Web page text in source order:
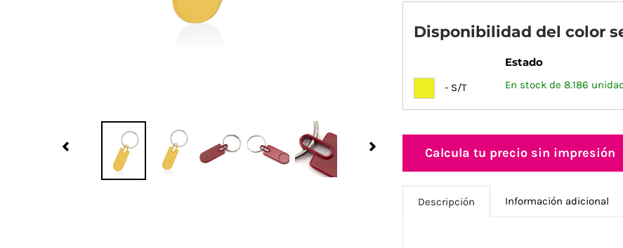
Disponibilidad del color
Estado
- S/T En stock de 8.186
Calcula tu precio sin impresión
Descripción Información adicional